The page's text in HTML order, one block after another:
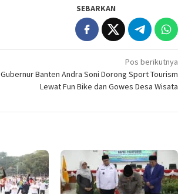
SEBARKAN
Pos berikutnya
Gubernur Banten Andra Soni Dorong Sport Tourism
Lewat Fun Bike dan Gowes Desa Wisata